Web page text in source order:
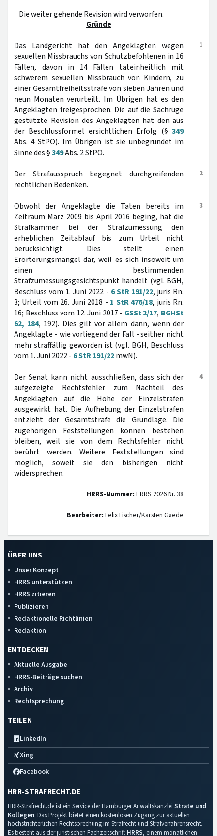
Die weiter gehende Revision wird verworfen.
Gründe
1
Das Landgericht hat den Angeklagten wegen
sexuellen Missbrauchs von Schutzbefohlenen in 16
Fällen, davon in 14 Fällen tateinheitlich mit
schwerem sexuellen Missbrauch von Kindern, zu
einer Gesamtfreiheitsstrafe von sieben Jahren und
neun Monaten verurteilt. Im Übrigen hat es den
Angeklagten freigesprochen. Die auf die Sachrüge
gestützte Revision des Angeklagten hat den aus
der Beschlussformel ersichtlichen Erfolg (§ 349
Abs. 4 StPO). Im Übrigen ist sie unbegründet im
Sinne des §349Abs. 2 StPO.
2
Der Strafausspruch begegnet durchgreifenden
rechtlichen Bedenken.
3
Obwohl der Angeklagte die Taten bereits im
Zeitraum März 2009 bis April 2016 beging, hat die
Strafkammer bei der Strafzumessung den
erheblichen Zeitablauf bis zum Urteil nicht
berücksichtigt. Dies stellt einen
Erörterungsmangel dar, weil es sich insoweit um
einen bestimmenden
Strafzumessungsgesichtspunkt handelt (vgl. BGH,
Beschluss vom 1. Juni 2022 - 6 StR 191/22, juris Rn.
3; Urteil vom 26. Juni 2018 - 1 StR 476/18, juris Rn.
16; Beschluss vom 12. Juni 2017 - GSSt 2/17, BGHSt
62, 184, 192). Dies gilt vor allem dann, wenn der
Angeklagte - wie vorliegend der Fall - seither nicht
mehr straffällig geworden ist (vgl. BGH, Beschluss
vom 1. Juni 2022 - 6 StR 191/22mwN).
4
Der Senat kann nicht ausschließen, dass sich der
aufgezeigte Rechtsfehler zum Nachteil des
Angeklagten auf die Höhe der Einzelstrafen
ausgewirkt hat. Die Aufhebung der Einzelstrafen
entzieht der Gesamtstrafe die Grundlage. Die
zugehörigen Feststellungen können bestehen
bleiben, weil sie von dem Rechtsfehler nicht
berührt werden. Weitere Feststellungen sind
möglich, soweit sie den bisherigen nicht
widersprechen.
HRRS-Nummer: HRRS 2026 Nr. 38
Bearbeiter: Felix Fischer/Karsten Gaede
ÜBER UNS
Unser Konzept
HRRS unterstützen
HRRS zitieren
Publizieren
Redaktionelle Richtlinien
Redaktion
ENTDECKEN
Aktuelle Ausgabe
HRRS-Beiträge suchen
Archiv
Rechtsprechung
TEILEN
LinkedIn
Xing
Facebook
HRR-STRAFRECHT.DE
HRR-Strafrecht.de ist ein Service der Hamburger Anwaltskanzlei Strate und
Kollegen. Das Projekt bietet einen kostenlosen Zugang zur aktuellen
höchstrichterlichen Rechtsprechung im Strafrecht und Strafverfahrensrecht.
Es besteht aus der juristischen Fachzeitschrift HRRS, einem monatlichen